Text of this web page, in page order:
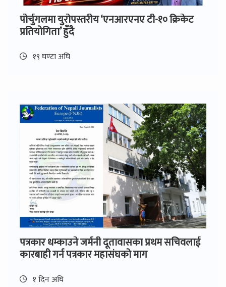
पोर्चुगलमा युरोपस्तरीय ‘एनआरएनए टी-१० क्रिकेट
प्रतियोगिता’ हुँदै
१९ घण्टा अघि
पत्रकार धम्काउने जर्मनी दूतावासका प्रथम सचिवलाई
कारबाही गर्न पत्रकार महासंघको माग
१ दिन अघि